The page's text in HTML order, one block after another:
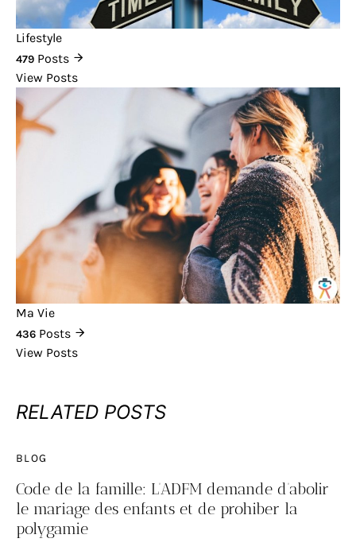
Lifestyle
479 Posts
View Posts
Ma Vie
436 Posts
View Posts
RELATED POSTS
BLOG
Code de la famille: L’ADFM demande d’abolir
le mariage des enfants et de prohiber la
polygamie